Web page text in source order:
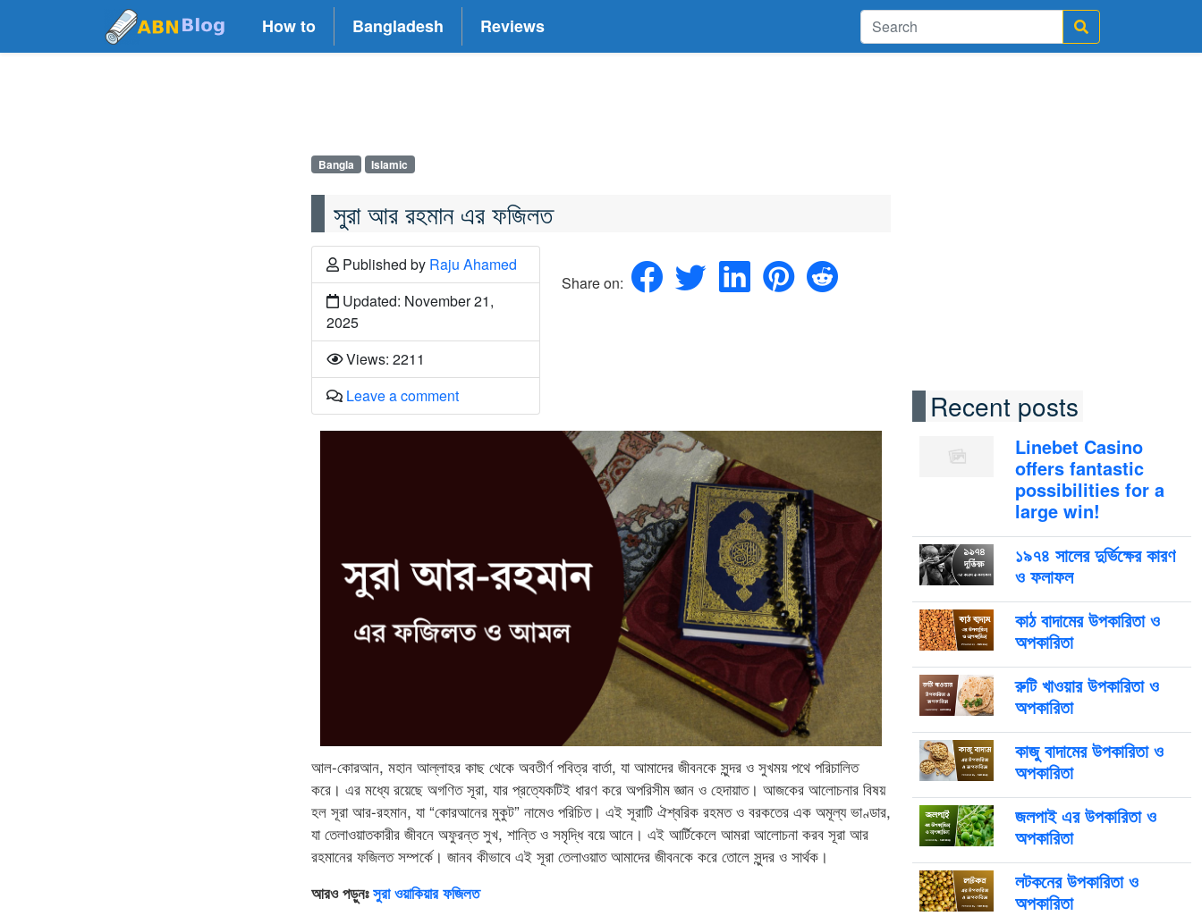
How to Bangladesh Reviews
Bangla Islamic
সুরা আর রহমান এর ফজিলত
Published by Raju Ahamed
Updated: November 21,
2025
Views: 2211
Leave a comment
Share on:
আল-কোরআন, মহান আল্লাহর কাছ থেকে অবতীর্ণ পবিত্র বার্তা, যা আমাদের জীবনকে সুন্দর ও সুখময় পথে পরিচালিত
করে। এর মধ্যে রয়েছে অগণিত সূরা, যার প্রত্যেকটিই ধারণ করে অপরিসীম জ্ঞান ও হেদায়াত। আজকের আলোচনার বিষয়
হল সূরা আর-রহমান, যা “কোরআনের মুকুট” নামেও পরিচিত। এই সূরাটি ঐশ্বরিক রহমত ও বরকতের এক অমূল্য ভাণ্ডার,
যা তেলাওয়াতকারীর জীবনে অফুরন্ত সুখ, শান্তি ও সমৃদ্ধি বয়ে আনে। এই আর্টিকেলে আমরা আলোচনা করব সূরা আর
রহমানের ফজিলত সম্পর্কে। জানব কীভাবে এই সূরা তেলাওয়াত আমাদের জীবনকে করে তোলে সুন্দর ও সার্থক।
আরও পড়ুনঃসুরা ওয়াকিয়ার ফজিলত
Recent posts
Linebet Casino
offers fantastic
possibilities for a
large win!
১৯৭৪ সালের দুর্ভিক্ষের কারণ
ও ফলাফল
কাঠ বাদামের উপকারিতা ও
অপকারিতা
রুটি খাওয়ার উপকারিতা ও
অপকারিতা
কাজু বাদামের উপকারিতা ও
অপকারিতা
জলপাই এর উপকারিতা ও
অপকারিতা
লটকনের উপকারিতা ও
অপকারিতা